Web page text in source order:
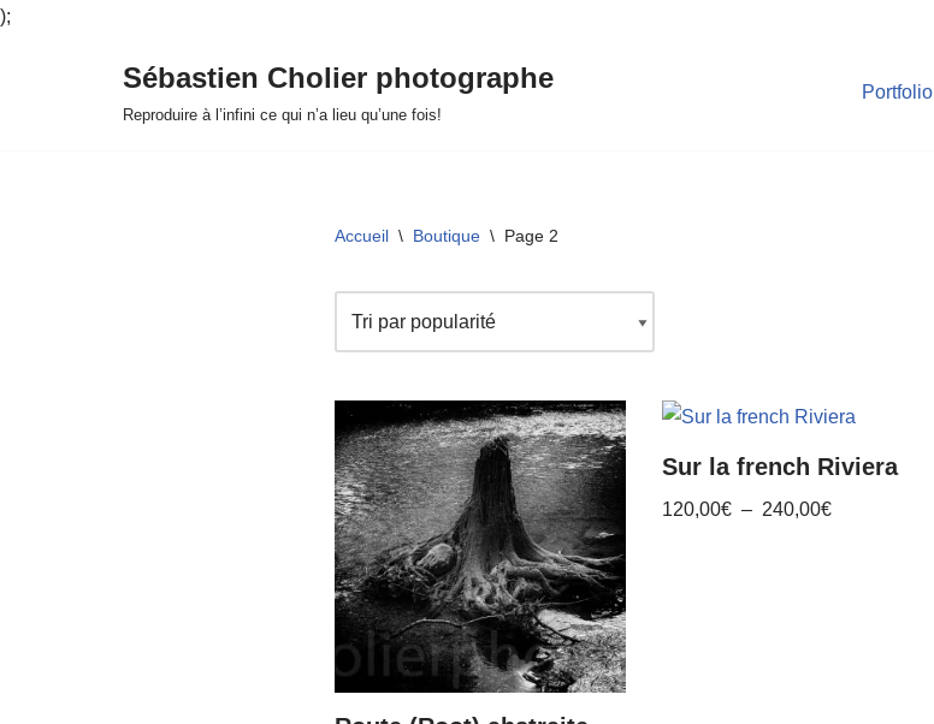
);
Sébastien Cholier photographe
Reproduire à l’infini ce qui n’a lieu qu’une fois!
Portfolio
Accueil \ Boutique \ Page 2
Sur la french Riviera
120,00€ – 240,00€